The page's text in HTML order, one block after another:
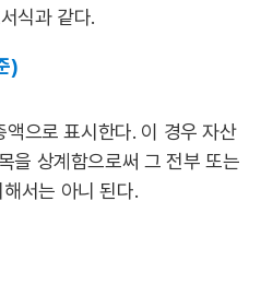
식과 같다.
)
으로 표시한다. 이 경우 자산
을 상계함으로써 그 전부 또는
서는 아니 된다.